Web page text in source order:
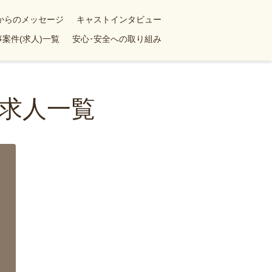
らのメッセージ
キャストインタビュー
案件(求人)一覧 安心･安全への取り組み
人一覧